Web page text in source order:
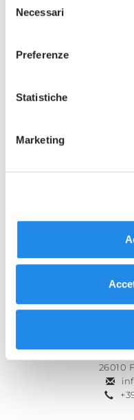
delNecessari
Preferenze
Statistiche
Marketing
with the
manufactures
pharmaceutical
Don’t miss the
Sede
26010